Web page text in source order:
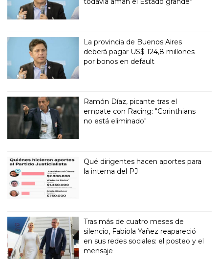
La provincia de Buenos Aires
deberá pagar US$ 124,8 millones
por bonos en default
Ramón Díaz, picante tras el
empate con Racing: "Corinthians
no está eliminado"
Qué dirigentes hacen aportes para
la interna del PJ
Tras más de cuatro meses de
silencio, Fabiola Yañez reapareció
en sus redes sociales: el posteo y el
mensaje